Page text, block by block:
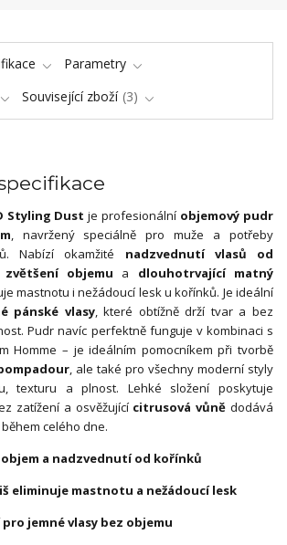
Parametry
Související zboží 3
Styling Dust je profesionální objemový pudr
, navržený speciálně pro muže a potřeby
Nabízí okamžité nadzvednutí vlasů od
zvětšení objemu a dlouhotrvající matný
mastnotu i nežádoucí lesk u kořínků. Je ideální
pánské vlasy, které obtížně drží tvar a bez
Pudr navíc perfektně funguje v kombinaci s
Homme – je ideálním pomocníkem při tvorbě
, ale také pro všechny moderní styly
texturu a plnost. Lehké složení poskytuje
zatížení a osvěžující citrusová vůně dodává
celého dne.
a nadzvednutí od kořínků
eliminuje mastnotu a nežádoucí lesk
jemné vlasy bez objemu